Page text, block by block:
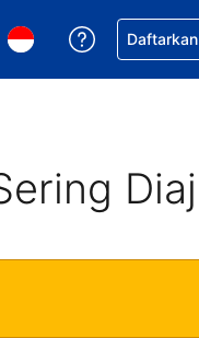
uang Anda. Mata
Pilih bahasa Anda.
Dapatkan